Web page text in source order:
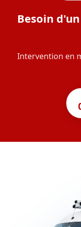
Besoin
Intervention en